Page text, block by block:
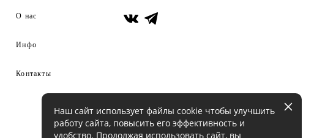
О нас
Инфо
Контакты
Наш сайт использует файлы cookie чтобы улучшить
работу сайта, повысить его эффективность и
удобство. Продолжая использовать сайт, вы